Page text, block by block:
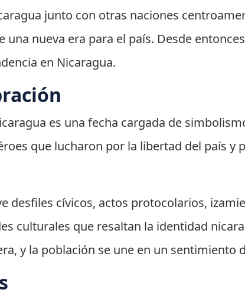
junto con otras naciones
una nueva era para el país. Desde
en Nicaragua.
es una fecha cargada de
que lucharon por la libertad del país y
desfiles cívicos, actos protocolarios,
culturales que resaltan la identidad
y la población se une en un sentimiento